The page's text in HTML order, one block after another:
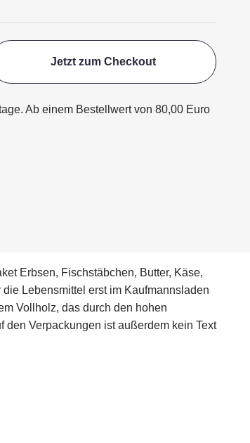
Jetzt zum Checkout
Ab einem Bestellwert von 80,00 Euro
Erbsen, Fischstäbchen, Butter, Käse,
Lebensmittel erst im Kaufmannsladen
Vollholz, das durch den hohen
Verpackungen ist außerdem kein Text